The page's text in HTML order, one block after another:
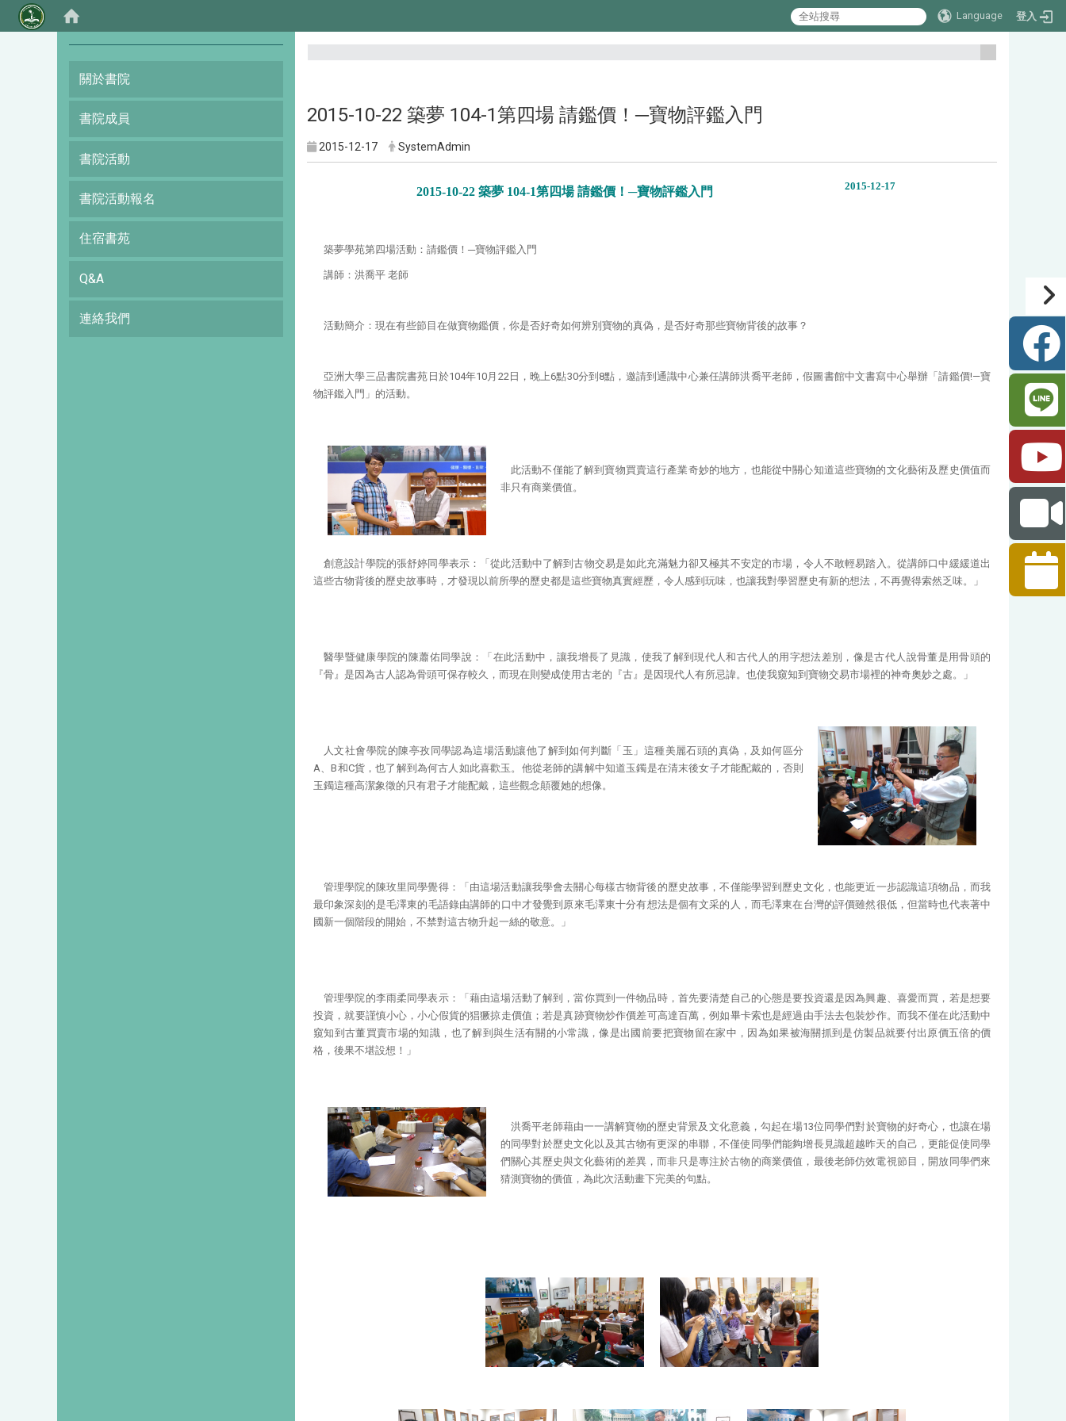
Language 登入
:::
關於書院
書院成員
書院活動
書院活動報名
住宿書苑
Q&A
連絡我們
2015-10-22 築夢 104-1第四場 請鑑價！─寶物評鑑入門
2015-12-17 SystemAdmin
2015-10-22 築夢 104-1第四場 請鑑價！─寶物評鑑入門 2015-12-17
築夢學苑第四場活動：請鑑價！─寶物評鑑入門
講師 ： 洪喬平 老師
活動簡介：現在有些節目在做寶物鑑價，你是否好奇如何辨別寶物的真偽，是否好奇那些寶物背後的故事？
亞洲大學三品書院書苑日於104年10月22日，晚上6點30分到8點，邀請到通識中心兼任講師洪喬平老師，假圖書館中文書寫中心舉辦「請鑑價!—寶
物評鑑入門」的活動。
此活動不僅能了解到寶物買賣這行產業奇妙的地方，也能從中關心知道這些寶物的文化藝術及歷史價值而
非只有商業價值。
創意設計學院的張舒婷同學表示：「從此活動中了解到古物交易是如此充滿魅力卻又極其不安定的市場，令人不敢輕易踏入。從講師口中緩緩道出
這些古物背後的歷史故事時，才發現以前所學的歷史都是這些寶物真實經歷，令人感到玩味，也讓我對學習歷史有新的想法，不再覺得索然乏味。」
醫學暨健康學院的陳蕭佑同學說：「在此活動中，讓我增長了見識，使我了解到現代人和古代人的用字想法差別，像是古代人說骨董是用骨頭的
『骨』是因為古人認為骨頭可保存較久，而現在則變成使用古老的『古』是因現代人有所忌諱。也使我窺知到寶物交易市場裡的神奇奧妙之處。」
人文社會學院的陳亭孜同學認為這場活動讓他了解到如何判斷「玉」這種美麗石頭的真偽，及如何區分
A、B和C貨，也了解到為何古人如此喜歡玉。他從老師的講解中知道玉鐲是在清末後女子才能配戴的，否則
玉鐲這種高潔象徵的只有君子才能配戴，這些觀念顛覆她的想像。
管理學院的陳玫里同學覺得：「由這場活動讓我學會去關心每樣古物背後的歷史故事，不僅能學習到歷史文化，也能更近一步認識這項物品，而我
最印象深刻的是毛澤東的毛語錄由講師的口中才發覺到原來毛澤東十分有想法是個有文采的人，而毛澤東在台灣的評價雖然很低，但當時也代表著中
國新一個階段的開始，不禁對這古物升起一絲的敬意。」
管理學院的李雨柔同學表示：「藉由這場活動了解到，當你買到一件物品時，首先要清楚自己的心態是要投資還是因為興趣、喜愛而買，若是想要
投資，就要謹慎小心，小心假貨的猖獗掠走價值；若是真跡寶物炒作價差可高達百萬，例如畢卡索也是經過由手法去包裝炒作。而我不僅在此活動中
窺知到古董買賣市場的知識，也了解到與生活有關的小常識，像是出國前要把寶物留在家中，因為如果被海關抓到是仿製品就要付出原價五倍的價
格，後果不堪設想！」
洪喬平老師藉由一一講解寶物的歷史背景及文化意義，勾起在場13位同學們對於寶物的好奇心，也讓在場
的同學對於歷史文化以及其古物有更深的串聯，不僅使同學們能夠增長見識超越昨天的自己，更能促使同學
們關心其歷史與文化藝術的差異，而非只是專注於古物的商業價值，最後老師仿效電視節目，開放同學們來
猜測寶物的價值，為此次活動畫下完美的句點。